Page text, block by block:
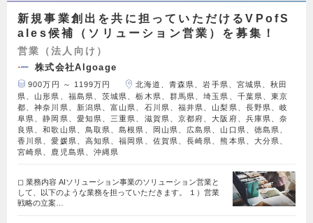
新規事業創出を共に担っていただけるVPofS
ales候補（ソリューション営業）を募集！
営業（法人向け）
株式会社Algoage
900万円 ～ 1199万円
北海道、青森県、岩手県、宮城県、秋田
県、山形県、福島県、茨城県、栃木県、群馬県、埼玉県、千葉県、東京
都、神奈川県、新潟県、富山県、石川県、福井県、山梨県、長野県、岐
阜県、静岡県、愛知県、三重県、滋賀県、京都府、大阪府、兵庫県、奈
良県、和歌山県、鳥取県、島根県、岡山県、広島県、山口県、徳島県、
香川県、愛媛県、高知県、福岡県、佐賀県、長崎県、熊本県、大分県、
宮崎県、鹿児島県、沖縄県
◻︎ 業務内容 AIソリューション事業のソリューション営業と
して、以下のような業務を担っていただきます。 １）営業
戦略の立案…